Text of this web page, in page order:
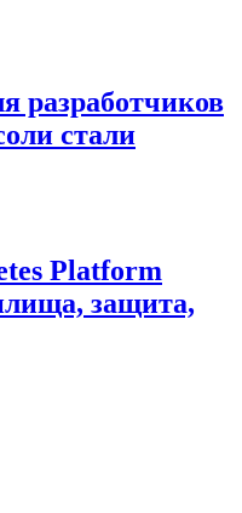
разработчиков
стали
Platform
защита,